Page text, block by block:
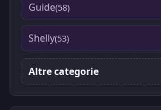
Guide(58)
Shelly(53)
Altre categorie